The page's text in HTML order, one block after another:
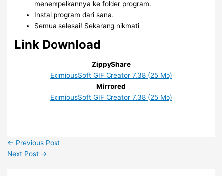
menempelkannya ke folder program.
Instal program dari sana.
Semua selesai! Sekarang nikmati
Link Download
ZippyShare
EximiousSoft GIF Creator 7.38 (25 Mb)
Mirrored
EximiousSoft GIF Creator 7.38 (25 Mb)
← Previous Post
Next Post →